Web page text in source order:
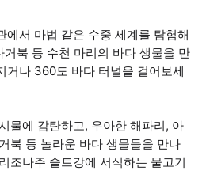
에서 마법 같은 수중 세계를 탐험해
북 등 수천 마리의 바다 생물을 만
거나 360도 바다 터널을 걸어보세
물에 감탄하고, 우아한 해파리, 아
북 등 놀라운 바다 생물들을 만나
조나주 솔트강에 서식하는 물고기